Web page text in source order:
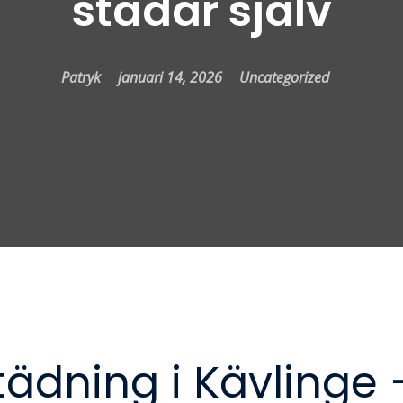
Patryk januari 14, 2026 Uncategorized
i Kävlinge